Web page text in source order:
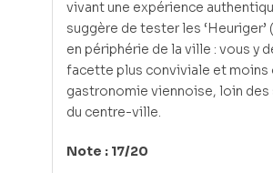
vivant une expérience
suggère de tester les ‘Heuriger’
en périphérie de la ville : vous y
facette plus conviviale et moins
gastronomie viennoise, loin
du centre-ville.
Note : 17/20